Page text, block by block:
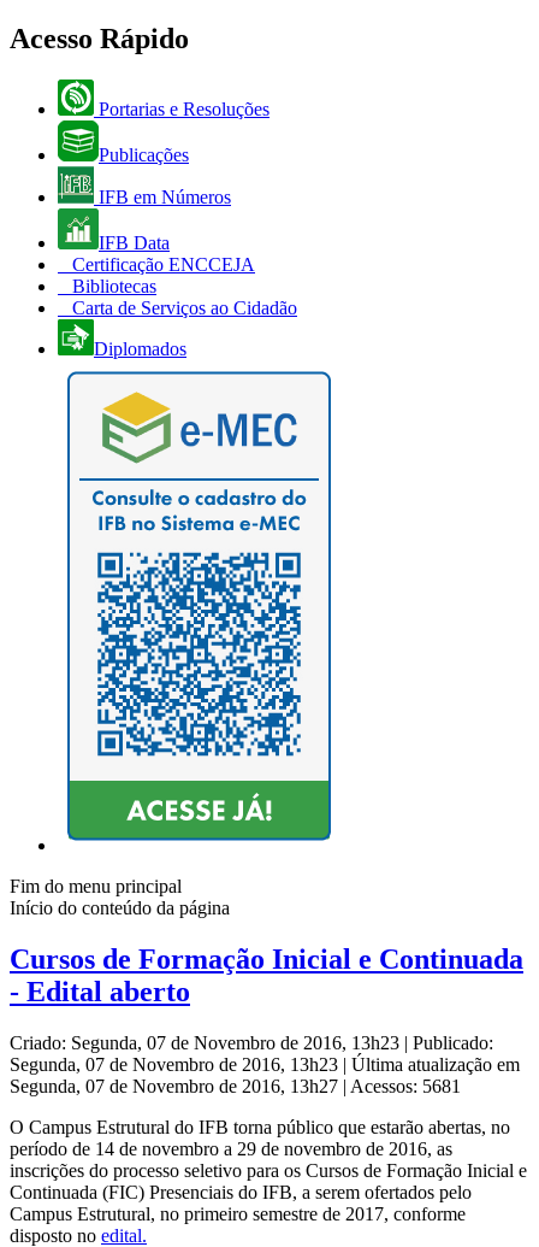
Acesso Rápido
Portarias e Resoluções
Publicações
IFB em Números
IFB Data
Certificação ENCCEJA
Bibliotecas
Carta de Serviços ao Cidadão
Diplomados
Fim do menu principal
Início do conteúdo da página
Cursos de Formação Inicial e Continuada
- Edital aberto
Criado: Segunda, 07 de Novembro de 2016, 13h23 | Publicado:
Segunda, 07 de Novembro de 2016, 13h23 | Última atualização em
Segunda, 07 de Novembro de 2016, 13h27 | Acessos: 5681
O Campus Estrutural do IFB torna público que estarão abertas, no
período de 14 de novembro a 29 de novembro de 2016, as
inscrições do processo seletivo para os Cursos de Formação Inicial e
Continuada (FIC) Presenciais do IFB, a serem ofertados pelo
Campus Estrutural, no primeiro semestre de 2017, conforme
disposto no edital.